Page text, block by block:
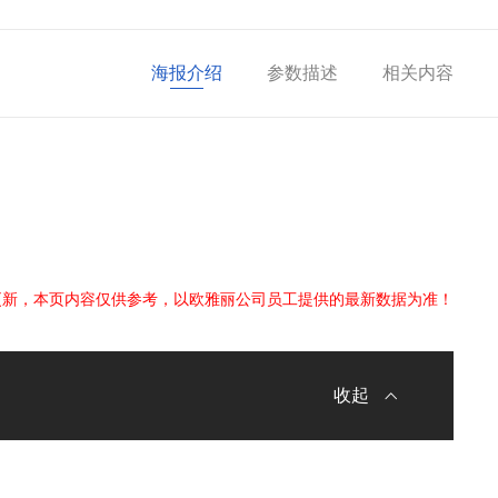
海报介绍 参数描述 相关内容
，本页内容仅供参考，以欧雅丽公司员工提供的最新数据为准！